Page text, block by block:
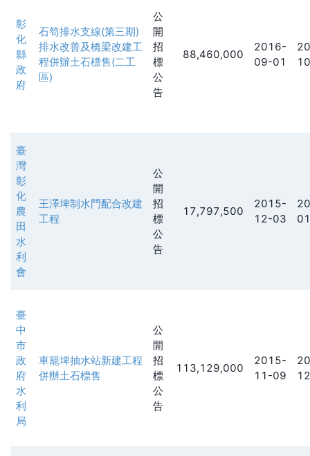
彰
化
縣
政
府
石笱排水支線(第三期)
排水改善及橋梁改建工
程併辦土石標售(二工
區)
公
開
招
標
公
告
88,460,000
2016-
09-01
臺
灣
彰
化
農
田
水
利
會
王澤埤制水門配合改建
工程
公
開
招
標
公
告
17,797,500
2015-
12-03
臺
中
市
政
府
水
利
局
車籠埤抽水站新建工程
併辦土石標售
公
開
招
標
公
告
113,129,000
2015-
11-09